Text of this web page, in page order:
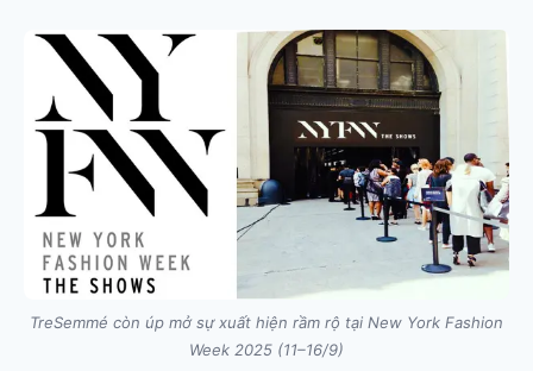
TreSemmé còn úp mở sự xuất hiện rầm rộ tại New York Fashion
Week 2025 (11–16/9)